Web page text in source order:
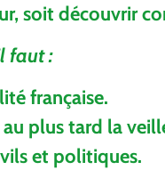
soit découvrir
faut :
française.
plus tard la
et politiques.